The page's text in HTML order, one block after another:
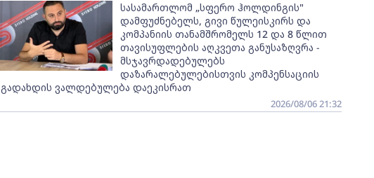
სასამართლომ „სფერო ჰოლდინგის"
დამფუძნებელს, გივი წულეისკირს და
კომპანიის თანამშრომელს 12 და 8 წლით
თავისუფლების აღკვეთა განუსაზღვრა -
მსჯავრდადებულებს
დაზარალებულებისთვის კომპენსაციის
გადახდის ვალდებულება დაეკისრათ
2026/08/06 21:32